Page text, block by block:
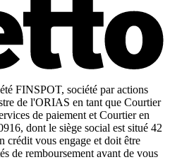
FINSPOT, société par actions
de l'ORIAS en tant que Courtier
de paiement et Courtier en
dont le siège social est situé 42
crédit vous engage et doit être
de remboursement avant de vous